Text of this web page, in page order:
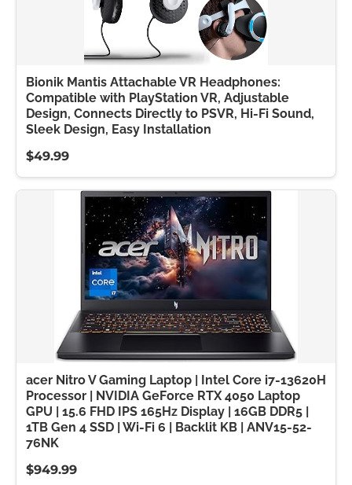
Bionik Mantis Attachable VR Headphones:
Compatible with PlayStation VR, Adjustable
Design, Connects Directly to PSVR, Hi-Fi Sound,
Sleek Design, Easy Installation
$49.99
acer Nitro V Gaming Laptop | Intel Core i7-13620H
Processor | NVIDIA GeForce RTX 4050 Laptop
GPU | 15.6 FHD IPS 165Hz Display | 16GB DDR5 |
1TB Gen 4 SSD | Wi-Fi 6 | Backlit KB | ANV15-52-
76NK
$949.99